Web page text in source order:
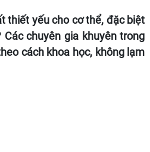
thiết yếu cho cơ thể, đặc biệt
chuyên gia khuyên trong
cách khoa học, không lạm